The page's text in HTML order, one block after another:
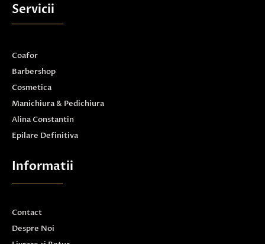
Servicii
Coafor
Barbershop
Cosmetica
Manichiura & Pedichiura
Alina Constantin
Epilare Definitiva
Informatii
Contact
Despre Noi